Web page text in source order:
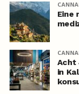
Eine
Acht
in